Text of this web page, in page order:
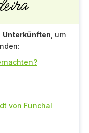
Unterkünften , um
von Funchal